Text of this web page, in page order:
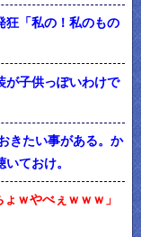
狂「私の！私のもの
が子供っぽいわけで
きたい事がある。か
ておけ。
ｗやべぇｗｗｗ」